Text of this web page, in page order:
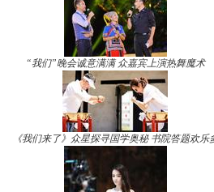
“我们”晚会诚意满满 众嘉宾上演热舞魔术
《我们来了》众星探寻国学奥秘 书院答题欢乐